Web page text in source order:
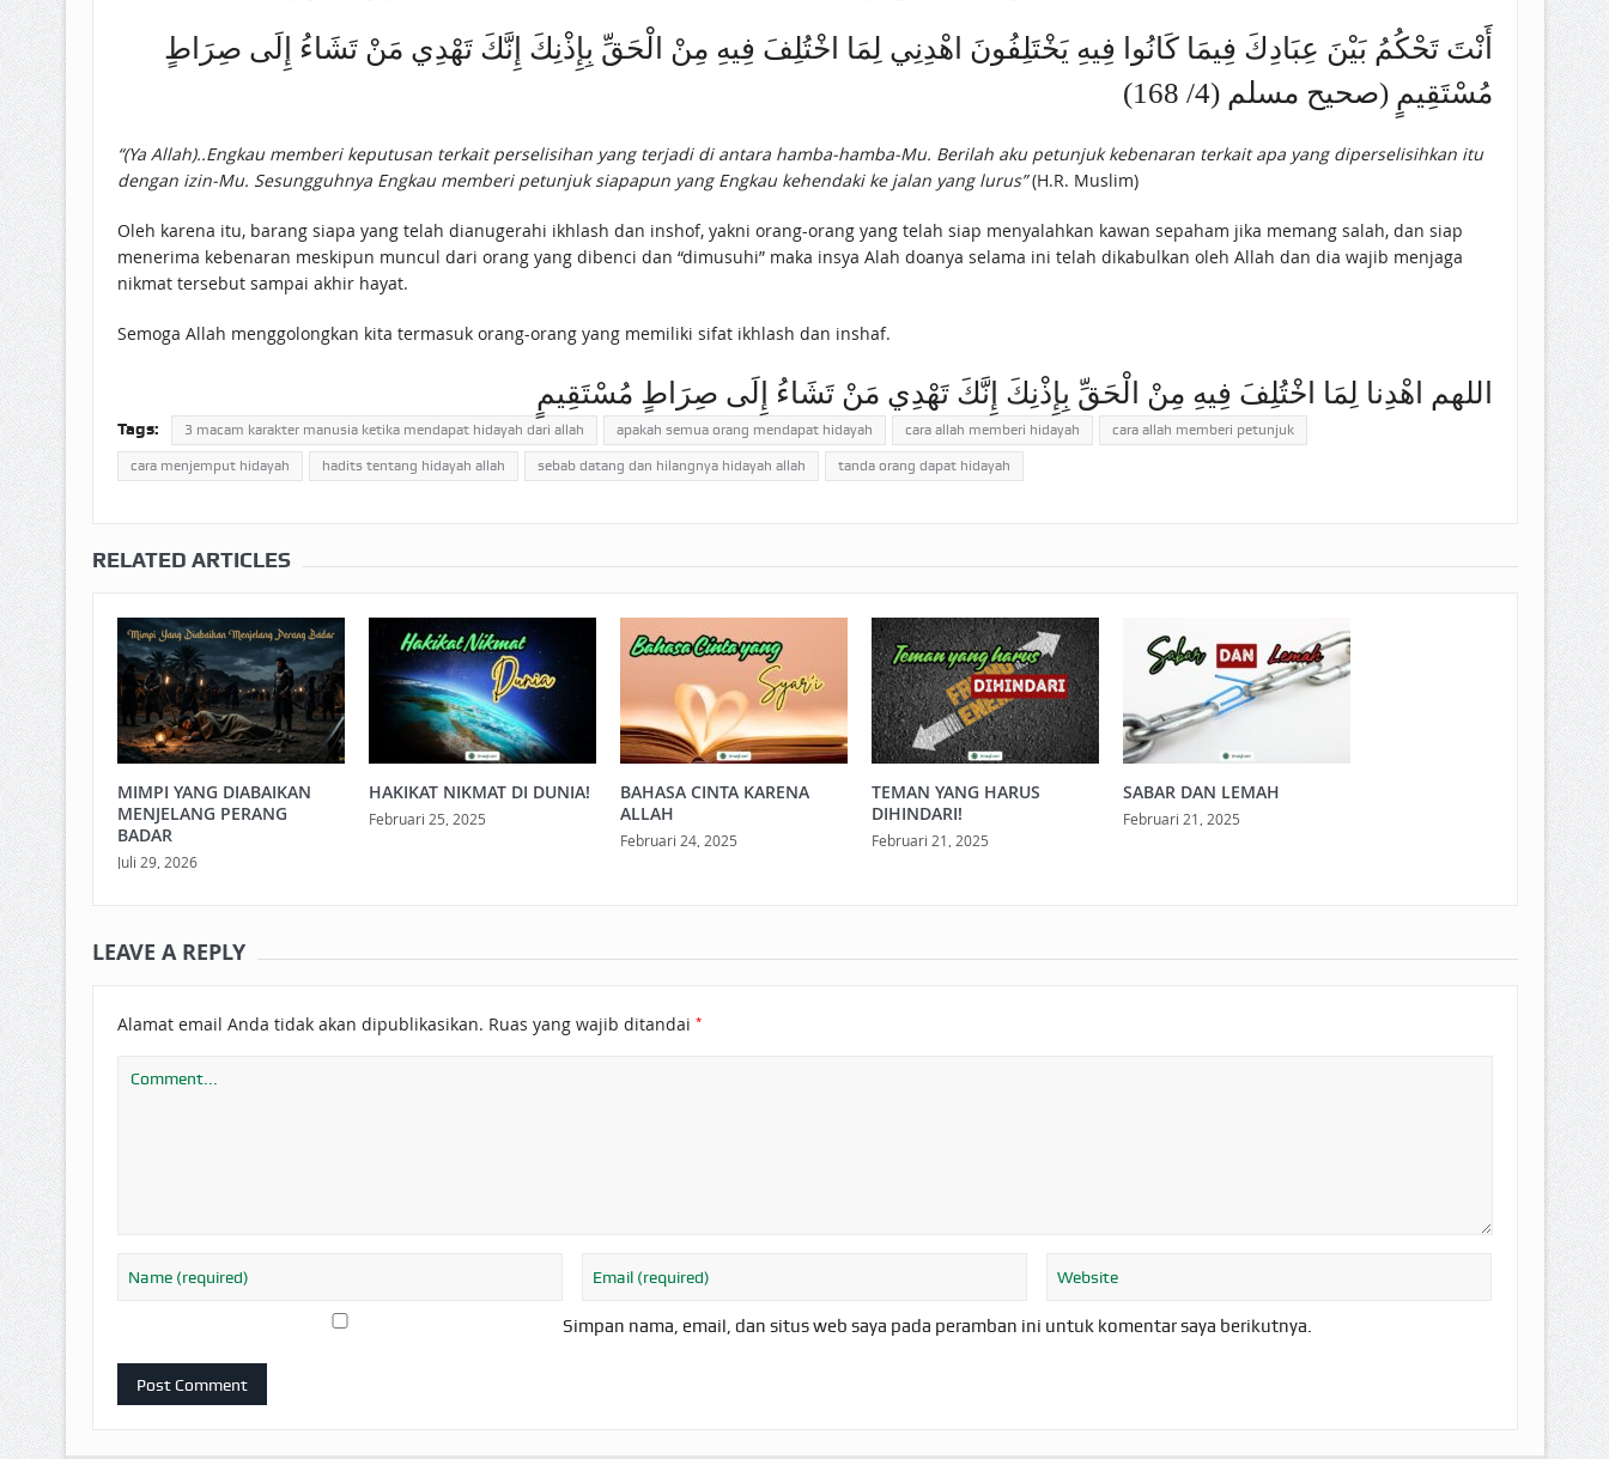
أَنْتَ تَحْكُمُ بَيْنَ عِبَادِكَ فِيمَا كَانُوا فِيهِ يَخْتَلِفُونَ اهْدِنِي لِمَا اخْتُلِفَ فِيهِ مِنْ الْحَقِّ بِإِذْنِكَ إِنَّكَ تَهْدِي مَنْ تَشَاءُ إِلَى صِرَاطٍ
مُسْتَقِيمٍ (صحيح مسلم (4/ 168)
“(Ya Allah)..Engkau memberi keputusan terkait perselisihan yang terjadi di antara hamba-hamba-Mu. Berilah aku petunjuk kebenaran terkait apa yang diperselisihkan itu
dengan izin-Mu. Sesungguhnya Engkau memberi petunjuk siapapun yang Engkau kehendaki ke jalan yang lurus”(H.R. Muslim)
Oleh karena itu, barang siapa yang telah dianugerahi ikhlash dan inshof, yakni orang-orang yang telah siap menyalahkan kawan sepaham jika memang salah, dan siap
menerima kebenaran meskipun muncul dari orang yang dibenci dan “dimusuhi” maka insya Alah doanya selama ini telah dikabulkan oleh Allah dan dia wajib menjaga
nikmat tersebut sampai akhir hayat.
Semoga Allah menggolongkan kita termasuk orang-orang yang memiliki sifat ikhlash dan inshaf.
اللهم اهْدِنا لِمَا اخْتُلِفَ فِيهِ مِنْ الْحَقِّ بِإِذْنِكَ إِنَّكَ تَهْدِي مَنْ تَشَاءُ إِلَى صِرَاطٍ مُسْتَقِيمٍ
Tags: 3 macam karakter manusia ketika mendapat hidayah dari allah apakah semua orang mendapat hidayah cara allah memberi hidayah cara allah memberi petunjuk
cara menjemput hidayah hadits tentang hidayah allah sebab datang dan hilangnya hidayah allah tanda orang dapat hidayah
RELATED ARTICLES
MIMPI YANG DIABAIKAN
MENJELANG PERANG
BADAR
Juli 29, 2026
HAKIKAT NIKMAT DI DUNIA!
Februari 25, 2025
BAHASA CINTA KARENA
ALLAH
Februari 24, 2025
TEMAN YANG HARUS
DIHINDARI!
Februari 21, 2025
SABAR DAN LEMAH
Februari 21, 2025
LEAVE A REPLY
Alamat email Anda tidak akan dipublikasikan. Ruas yang wajib ditandai *
Simpan nama, email, dan situs web saya pada peramban ini untuk komentar saya berikutnya.